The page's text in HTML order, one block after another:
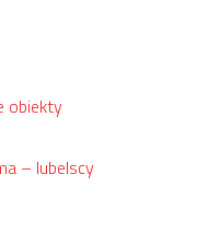
obiekty
– lubelscy